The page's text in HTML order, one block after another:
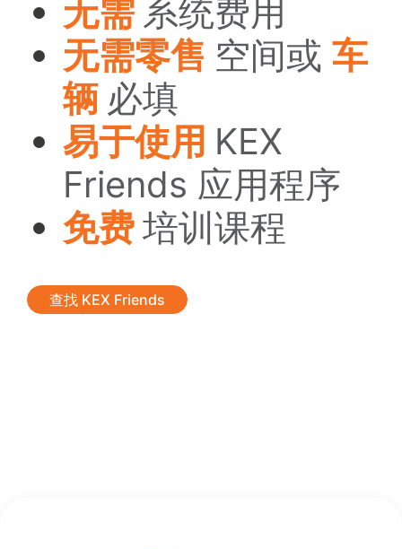
无需 系统费用
无需零售 空间或 车
辆 必填
易于使用 KEX
Friends 应用程序
免费培训课程
查找 KEX Friends